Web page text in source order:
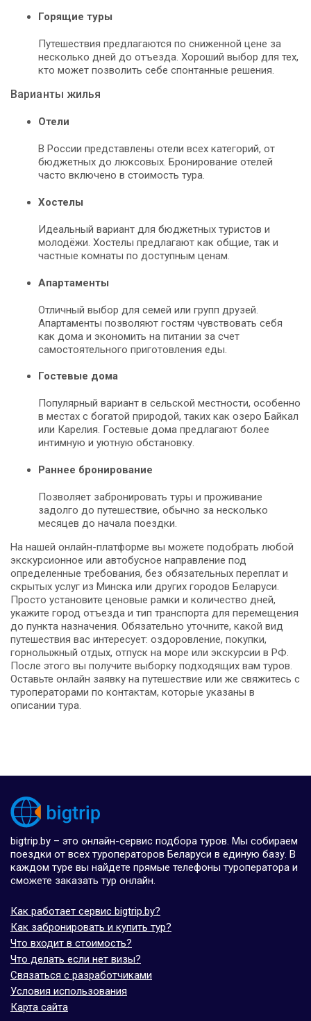
Горящие туры
Путешествия предлагаются по сниженной цене за
несколько дней до отъезда. Хороший выбор для тех,
кто может позволить себе спонтанные решения.
Варианты жилья
Отели
В России представлены отели всех категорий, от
бюджетных до люксовых. Бронирование отелей
часто включено в стоимость тура.
Хостелы
Идеальный вариант для бюджетных туристов и
молодёжи. Хостелы предлагают как общие, так и
частные комнаты по доступным ценам.
Апартаменты
Отличный выбор для семей или групп друзей.
Апартаменты позволяют гостям чувствовать себя
как дома и экономить на питании за счет
самостоятельного приготовления еды.
Гостевые дома
Популярный вариант в сельской местности, особенно
в местах с богатой природой, таких как озеро Байкал
или Карелия. Гостевые дома предлагают более
интимную и уютную обстановку.
Раннее бронирование
Позволяет забронировать туры и проживание
задолго до путешествие, обычно за несколько
месяцев до начала поездки.
На нашей онлайн-платформе вы можете подобрать любой
экскурсионное или автобусное направление под
определенные требования, без обязательных переплат и
скрытых услуг из Минска или других городов Беларуси.
Просто установите ценовые рамки и количество дней,
укажите город отъезда и тип транспорта для перемещения
до пункта назначения. Обязательно уточните, какой вид
путешествия вас интересует: оздоровление, покупки,
горнолыжный отдых, отпуск на море или экскурсии в РФ.
После этого вы получите выборку подходящих вам туров.
Оставьте онлайн заявку на путешествие или же свяжитесь с
туроператорами по контактам, которые указаны в
описании тура.
bigtrip.by – это онлайн-сервис подбора туров. Мы собираем
поездки от всех туроператоров Беларуси в единую базу. В
каждом туре вы найдете прямые телефоны туроператора и
сможете заказать тур онлайн.
Как работает сервис bigtrip.by?
Как забронировать и купить тур?
Что входит в стоимость?
Что делать если нет визы?
Связаться с разработчиками
Условия использования
Карта сайта